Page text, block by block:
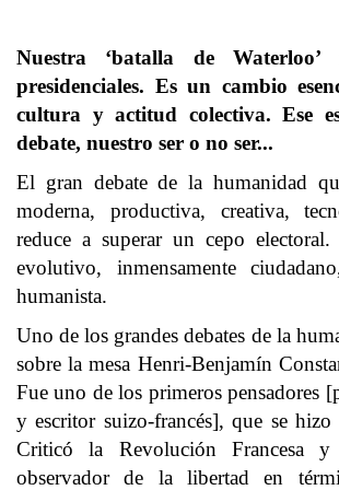
Nuestra ‘batalla de
presidenciales. Es un cambio
cultura y actitud colectiva. Ese
debate, nuestro ser o no ser...
El gran debate de la humanidad
moderna, productiva, creativa,
reduce a superar un cepo
evolutivo, inmensamente
humanista.
Uno de los grandes debates de la
sobre la mesa Henri-Benjamín
Fue uno de los primeros pensadores
y escritor suizo-francés], que se
Criticó la Revolución Francesa y
observador de la libertad en